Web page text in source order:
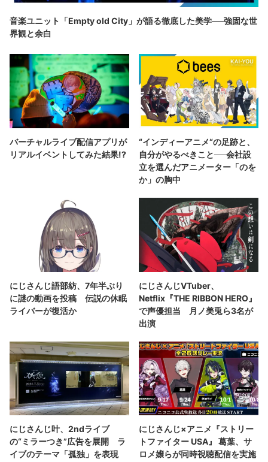
音楽ユニット「Empty old City」が語る徹底した美学──強固な世
界観と余白
バーチャルライブ配信アプリが
リアルイベントしてみた結果!?
“インディーアニメ“の足跡と、
自分がやるべきこと──会社設
立を選んだアニメーター「のを
か」の胸中
にじさんじ語部紡、7年半ぶり
に謎の動画を投稿 伝説の休眠
ライバーが復活か
にじさんじVTuber、
Netflix『THE RIBBON HERO』
で声優担当 月ノ美兎ら3名が
出演
にじさんじ叶、2ndライブ
の“ミラーつき”広告を展開 ラ
イブのテーマ「孤独」を表現
にじさんじ×アニメ『ストリー
トファイター USA』 葛葉、サ
ロメ嬢らが同時視聴配信を実施